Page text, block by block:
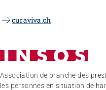
curaviva.ch
Association de branche des
les personnes en situation de